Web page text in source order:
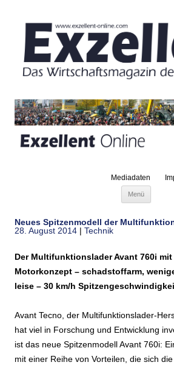
Mediadaten
Menü
Neues Spitzenmodell der
28. August 2014 | Technik
Der Multifunktionslader Avant 760i mit
Motorkonzept – schadstoffarm,
leise – 30 km/h
Avant Tecno, der Multifunktionslader-
hat viel in Forschung und Entwicklung
ist das neue Spitzenmodell Avant 760i:
mit einer Reihe von Vorteilen, die sich